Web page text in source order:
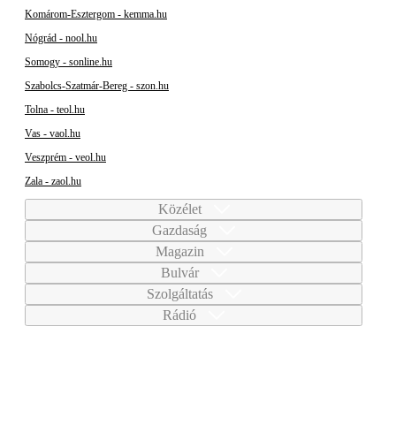
Komárom-Esztergom - kemma.hu
Nógrád - nool.hu
Somogy - sonline.hu
Szabolcs-Szatmár-Bereg - szon.hu
Tolna - teol.hu
Vas - vaol.hu
Veszprém - veol.hu
Zala - zaol.hu
Közélet
Gazdaság
Magazin
Bulvár
Szolgáltatás
Rádió